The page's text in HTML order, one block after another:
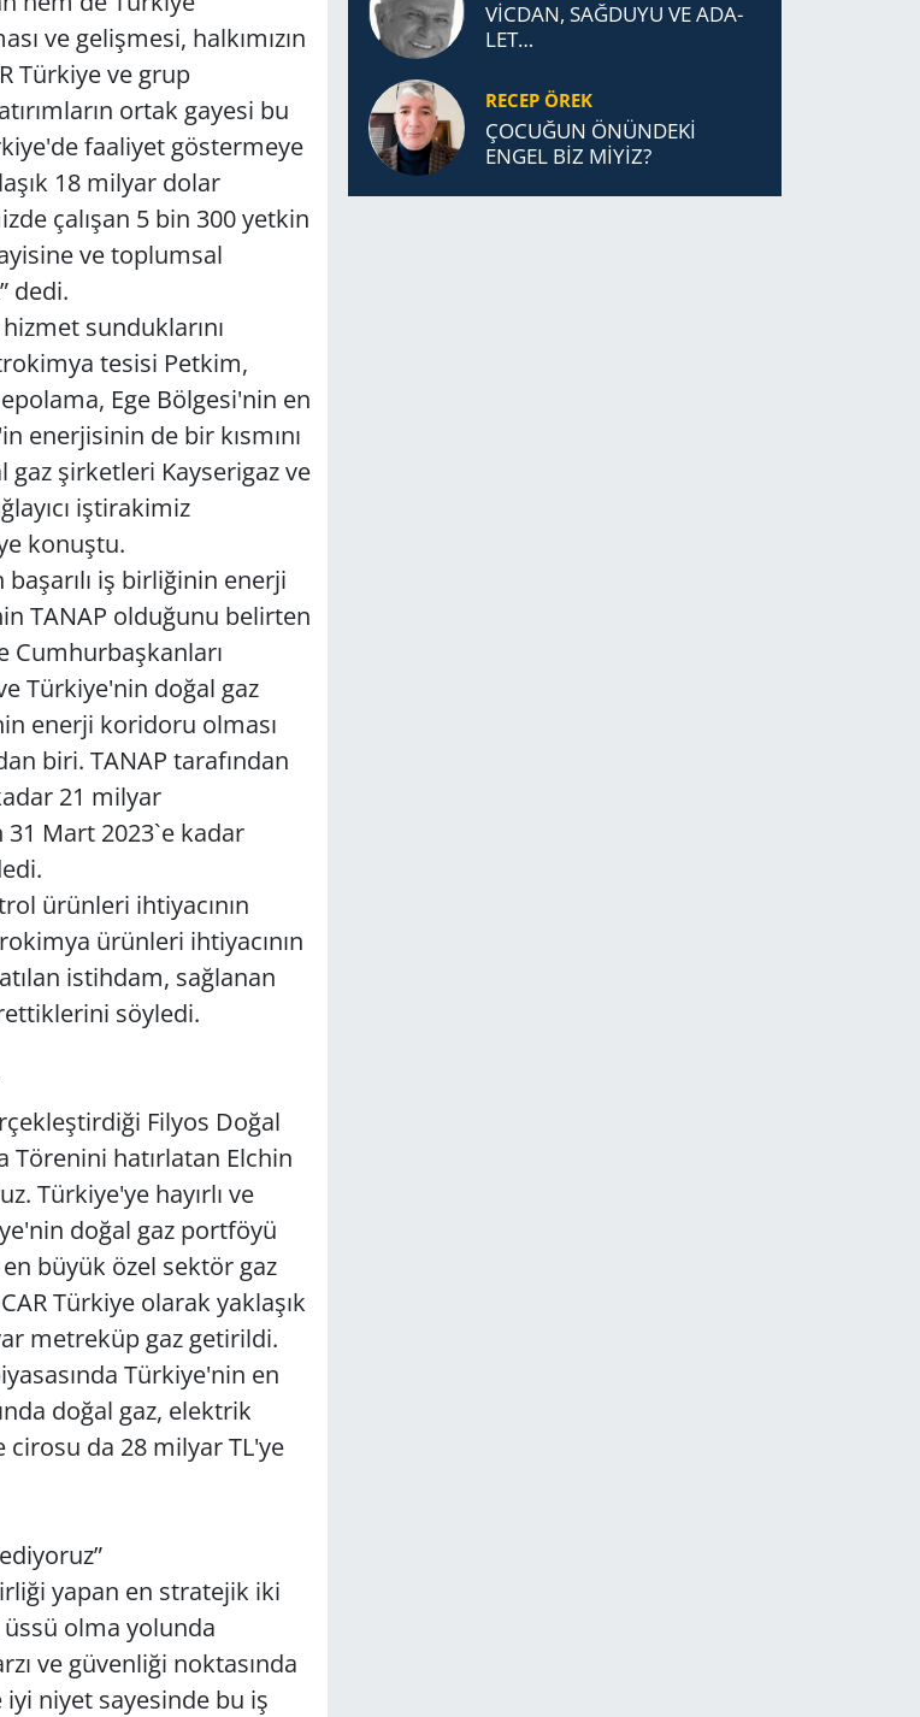
ve gelişmesi, halkımızın
Türkiye ve grup
ortak gayesi bu
faaliyet göstermeye
18 milyar dolar
çalışan 5 bin 300 yetkin
ve toplumsal
dedi.
sunduklarını
tesisi Petkim,
Ege Bölgesi'nin en
enerjisinin de bir kısmını
gaz şirketleri Kayserigaz ve
iştirakimiz
konuştu.
iş birliğinin enerji
TANAP olduğunu belirten
Cumhurbaşkanları
Türkiye'nin doğal gaz
enerji koridoru olması
biri. TANAP tarafından
21 milyar
Mart 2023`e kadar
ürünleri ihtiyacının
ürünleri ihtiyacının
istihdam, sağlanan
söyledi.
Filyos Doğal
Törenini hatırlatan Elchin
Türkiye'ye hayırlı ve
doğal gaz portföyü
büyük özel sektör gaz
Türkiye olarak yaklaşık
metreküp gaz getirildi.
Türkiye'nin en
doğal gaz, elektrik
da 28 milyar TL'ye
yapan en stratejik iki
olma yolunda
ve güvenliği noktasında
iyi niyet sayesinde bu iş
VİCDAN, SAĞ­DU­YU VE ADA­
LET…
RECEP ÖREK
ÇOCUĞUN ÖNÜNDEKİ
ENGEL BİZ MİYİZ?